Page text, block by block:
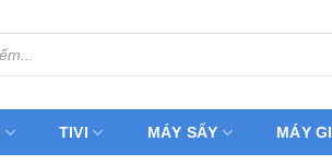
TIVI MÁY SẤY MÁY